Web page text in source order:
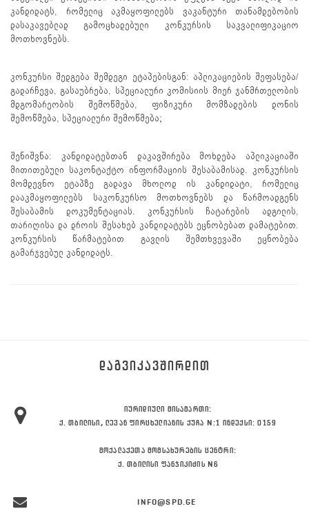
კანდიდატს, რომელიც აკმაყოფილებს ვაკანტური თანამდებობის
დასაკავებლად გამოცხადებული კონკურსის საკვალიფიკაციო
მოთხოვნებს.
კონკურსი შედგება შემდეგი ეტაპებისგან: აპლიკაციების შეფასება/
გადარჩევა, გასაუბრება, სპეციალური კომისიის მიერ ჯანმრთელობის
მდგომარეობის შემოწმება, ფიზიკური მომზადების დონის
შემოწმება, სპეციალური შემოწმება;
შენიშვნა: კანდიდატებთან დაკავშირება მოხდება აპლიკაციაში
მითითებული საკონტაქტო ინფორმაციის შესაბამისად. კონკურსის
მომდევნო ეტაპზე გადავა მხოლოდ ის კანდიდატი, რომელიც
დააკმაყოფილებს საკონკურსო მოთხოვნებს და წარმოადგენს
შესაბამის დოკუმენტაციას. კონკურსის ჩატარების ადგილის,
თარიღისა და დროის შესახებ კანდიდატებს ეცნობებათ დამატებით.
კონკურსის წარმატებით გავლის შემთხვევაში ეცნობება
გამარჯვებულ კანდიდატს.
ᲓᲐᲒᲕᲘᲙᲐᲕᲨᲘᲠᲓᲘᲗ
ᲘᲣᲠᲘᲓᲘᲣᲚᲘ ᲛᲘᲡᲐᲛᲐᲠᲗᲘ:
Ქ. ᲗᲑᲘᲚᲘᲡᲘ, ᲚᲔᲕᲐᲜ ᲤᲘᲠᲪᲮᲔᲚᲘᲐᲜᲘᲡ ᲥᲣᲩᲐ N:1 ᲘᲜᲓᲔᲥᲡᲘ: 0159
ᲛᲝᲥᲐᲚᲐᲥᲔᲗᲐ ᲛᲝᲛᲡᲐᲮᲣᲠᲔᲑᲘᲡ ᲪᲔᲜᲢᲠᲘ:
Ქ. ᲗᲑᲘᲚᲘᲡᲘ ᲤᲐᲜᲯᲘᲙᲘᲫᲘᲡ N6
INFO@SPD.GE